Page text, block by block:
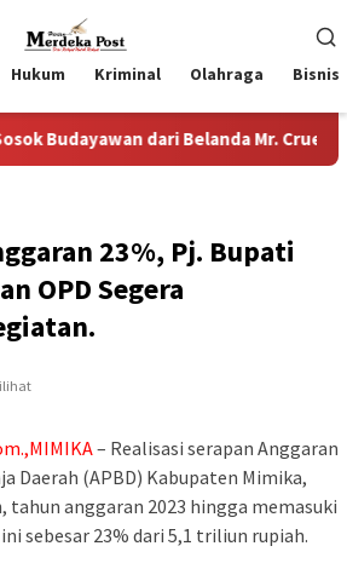
Hukum Kriminal Olahraga Bisnis
dari Belanda Mr. Crues Collen
23%, Pj. Bupati
OPD Segera
– Realisasi serapan Anggaran
Daerah (APBD) Kabupaten Mimika,
tahun anggaran 2023 hingga memasuki
sebesar 23% dari 5,1 triliun rupiah.